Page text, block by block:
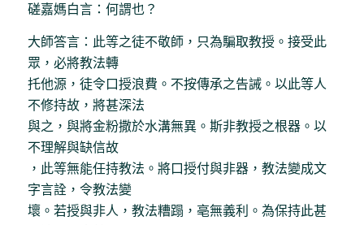
磋嘉媽白言：何謂也？
大師答言：此等之徒不敬師，只為騙取教授。接受此
眾，必將教法轉
托他源，徒令口授浪費。不按傳承之告誡。以此等人
不修持故，將甚深法
與之，與將金粉撒於水溝無異。斯非教授之根器。以
不理解與缺信故
，此等無能任持教法。將口授付與非器，教法變成文
字言詮，令教法變
壞。若授與非人，教法糟蹋，亳無義利。為保持此甚